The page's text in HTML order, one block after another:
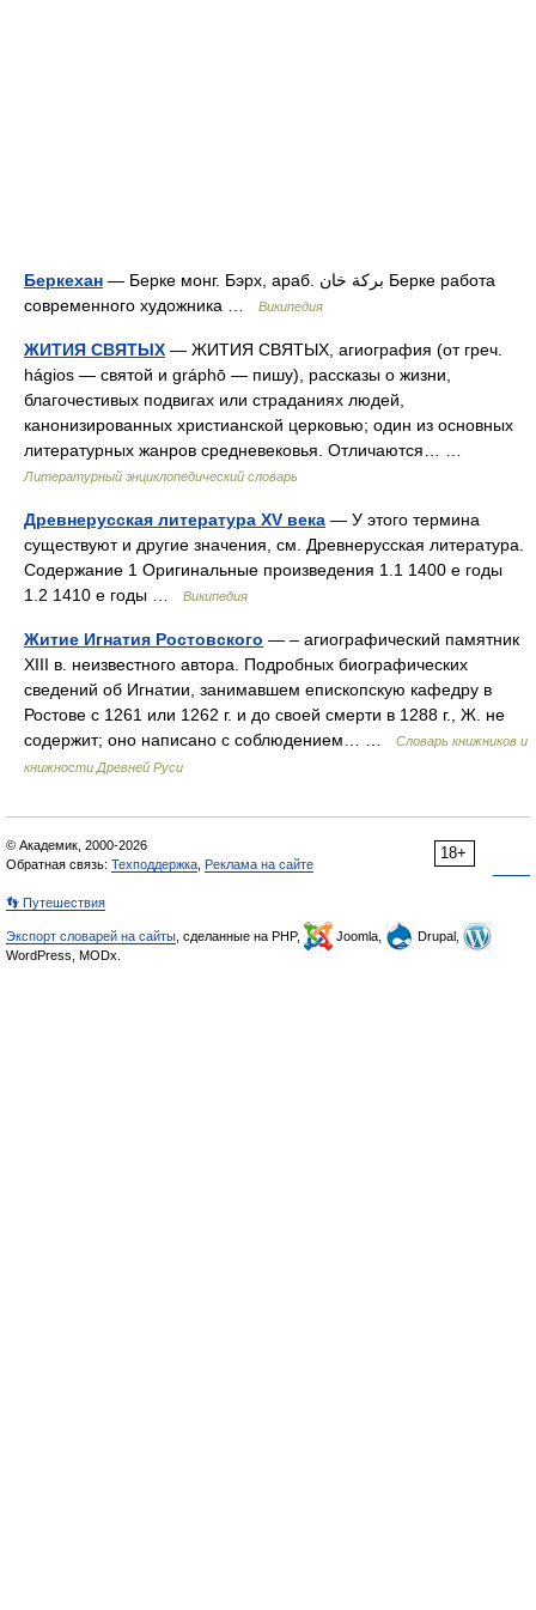
Беркехан — Берке монг. Бэрх, араб. بركة خان‎‎ Берке работа
современного художника …
Википедия
ЖИТИЯ СВЯТЫХ — ЖИТИЯ СВЯТЫХ, агиография (от греч.
hágios — святой и gráphō — пишу), рассказы о жизни,
благочестивых подвигах или страданиях людей,
канонизированных христианской церковью; один из основных
литературных жанров средневековья. Отличаются… …
Литературный энциклопедический словарь
Древнерусская литература XV века — У этого термина
существуют и другие значения, см. Древнерусская литература.
Содержание 1 Оригинальные произведения 1.1 1400 е годы
1.2 1410 е годы …
Википедия
Житие Игнатия Ростовского — – агиографический памятник
XIII в. неизвестного автора. Подробных биографических
сведений об Игнатии, занимавшем епископскую кафедру в
Ростове с 1261 или 1262 г. и до своей смерти в 1288 г., Ж. не
содержит; оно написано с соблюдением… …
Словарь книжников и
книжности Древней Руси
18+
© Академик, 2000-2026
Обратная связь: Техподдержка Реклама на сайте
👣 Путешествия
Экспорт словарей на сайты , сделанные на PHP, Joomla,
Drupal,
WordPress, MODx.